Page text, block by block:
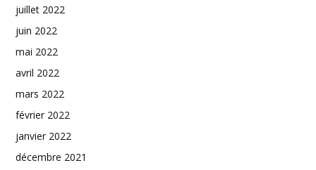
juillet 2022
juin 2022
mai 2022
avril 2022
mars 2022
février 2022
janvier 2022
décembre 2021